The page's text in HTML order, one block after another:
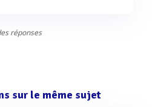
réponses
sur le même sujet